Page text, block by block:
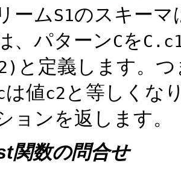
ームS1のスキーマ
、パターンCを
と定義します。
は値c2 と等しくな
ョンを返します。
関数の問合せ